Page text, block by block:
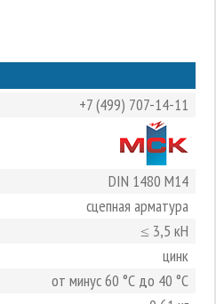
+7 (499) 707-14-11
DIN 1480 M14
сцепная арматура
≤ 3,5 кН
цинк
от минус 60 °С до 40 °С